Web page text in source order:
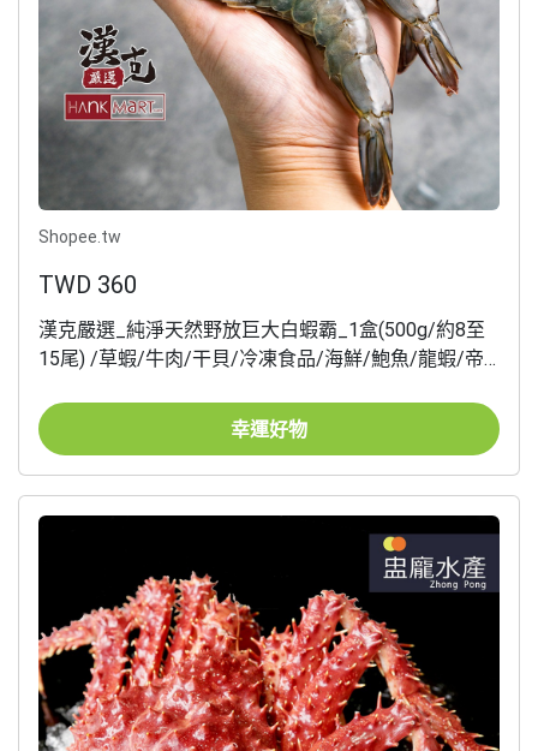
Shopee.tw
TWD 360
漢克嚴選_純淨天然野放巨大白蝦霸_1盒(500g/約8至
15尾) /草蝦/牛肉/干貝/冷凍食品/海鮮/鮑魚/龍蝦/帝
幸運好物